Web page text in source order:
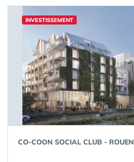
INVESTISSEMENT
CO-COON SOCIAL CLUB - ROUEN